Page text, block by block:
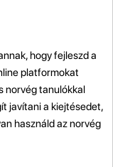
hogy fejleszd a
platformokat
norvég tanulókkal
javítani a kiejtésedet,
használd az norvég